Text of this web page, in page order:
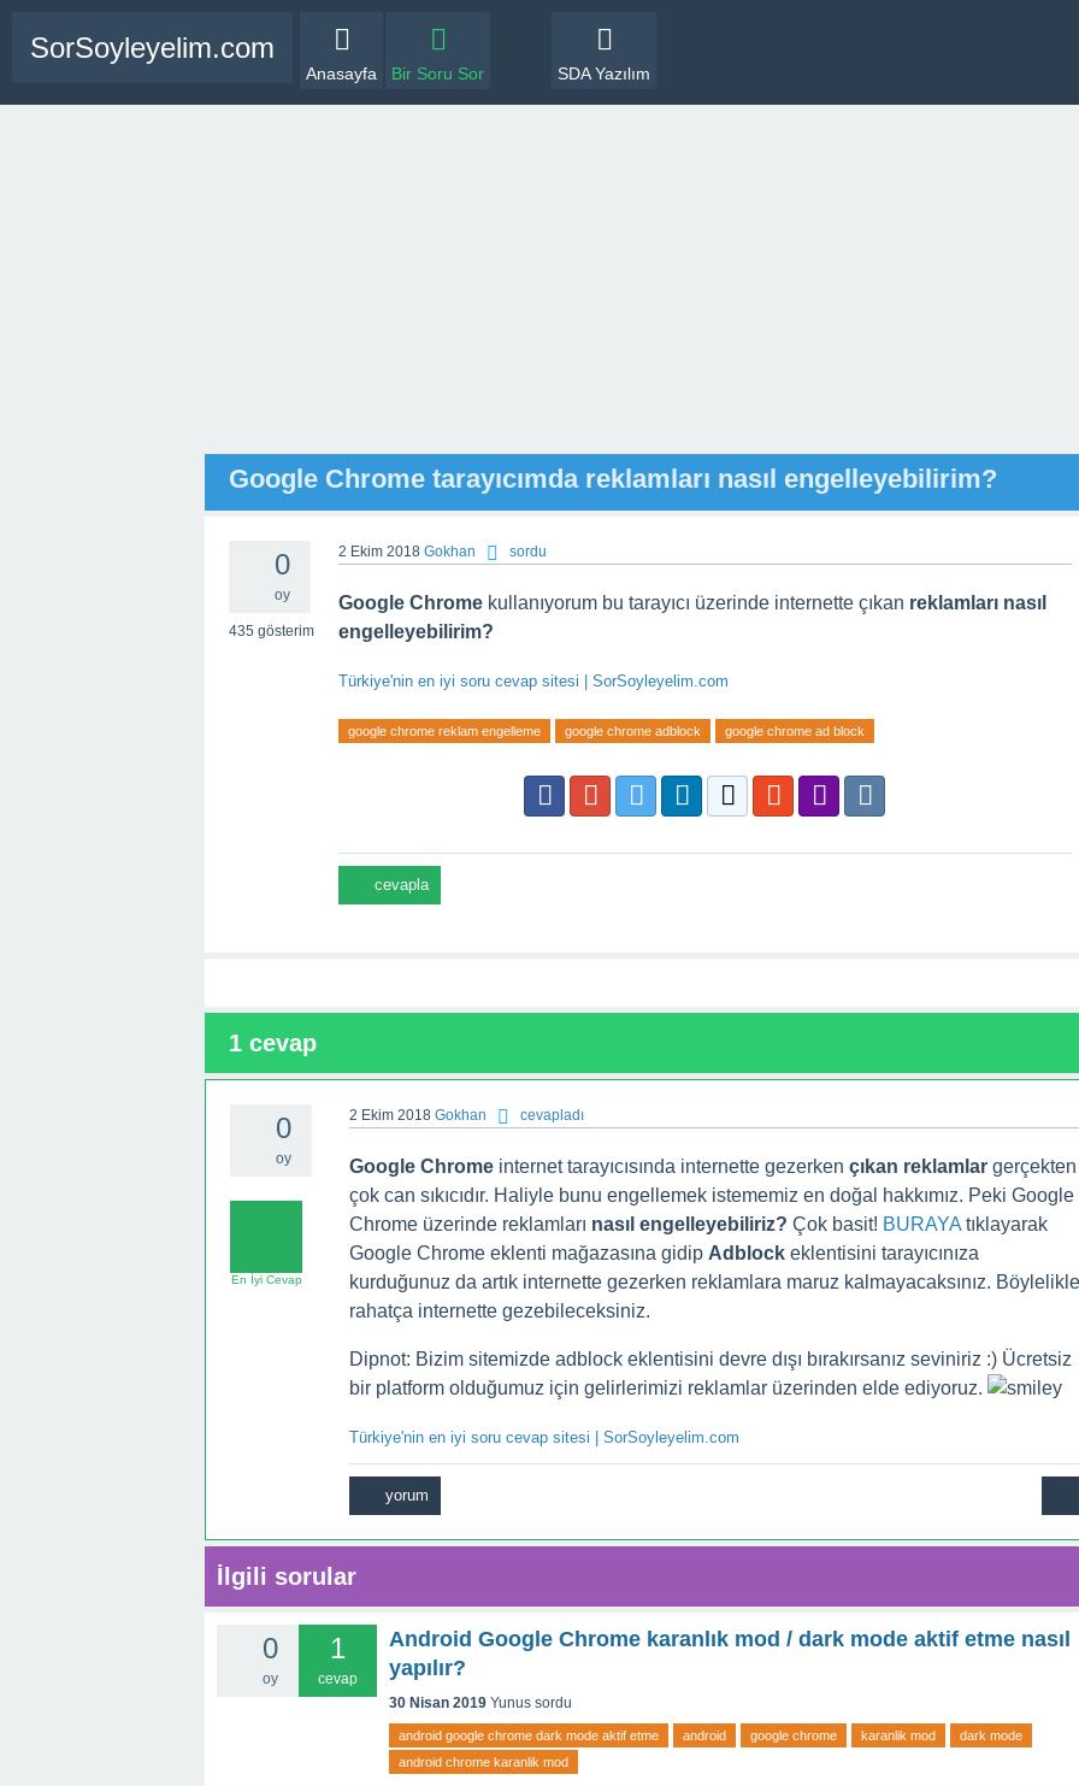
SorSoyleyelim.com
Anasayfa Bir Soru Sor SDA Yazılım
Google Chrome tarayıcımda reklamları nasıl engelleyebilirim?
0
oy
435 gösterim
2 Ekim 2018 Gokhan sordu
Google Chrome kullanıyorum bu tarayıcı üzerinde internette çıkan reklamları nasıl
engelleyebilirim?
Türkiye'nin en iyi soru cevap sitesi | SorSoyleyelim.com
google chrome reklam engelleme google chrome adblock google chrome ad block
1 cevap
0
oy
2 Ekim 2018 Gokhan cevapladı
En İyi Cevap
Google Chromeinternet tarayıcısında internette gezerken çıkan reklamlargerçekten
çok can sıkıcıdır. Haliyle bunu engellemek istememiz en doğal hakkımız. Peki Google
Chrome üzerinde reklamları nasıl engelleyebiliriz? Çok basit! BURAYAtıklayarak
Google Chrome eklenti mağazasına gidip Adblock eklentisini tarayıcınıza
kurduğunuz da artık internette gezerken reklamlara maruz kalmayacaksınız. Böylelikle
rahatça internette gezebileceksiniz.
Dipnot: Bizim sitemizde adblock eklentisini devre dışı bırakırsanız seviniriz :) Ücretsiz
bir platform olduğumuz için gelirlerimizi reklamlar üzerinden elde ediyoruz.
Türkiye'nin en iyi soru cevap sitesi | SorSoyleyelim.com
İlgili sorular
0
oy
1
cevap
Android Google Chrome karanlık mod / dark mode aktif etme nasıl
yapılır?
30 Nisan 2019 Yunus sordu
android google chrome dark mode aktif etme android google chrome karanlik mod
dark mode
android chrome karanlik mod